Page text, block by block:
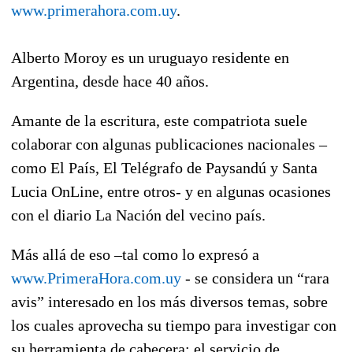
www.primerahora.com.uy.
Alberto Moroy es un uruguayo residente en
Argentina, desde hace 40 años.
Amante de la escritura, este compatriota suele
colaborar con algunas publicaciones nacionales –
como El País, El Telégrafo de Paysandú y Santa
Lucia OnLine, entre otros- y en algunas ocasiones
con el diario La Nación del vecino país.
Más allá de eso –tal como lo expresó a
www.PrimeraHora.com.uy - se considera un “rara
avis” interesado en los más diversos temas, sobre
los cuales aprovecha su tiempo para investigar con